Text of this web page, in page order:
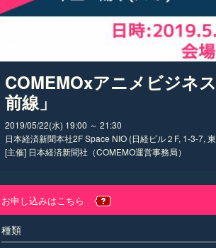
COMEMOxアニメビジネ
前線」
2019/05/22(水) 19:00 ～ 21:30
日本経済新聞本社2F Space NIO (日経ビル２F, 1-3-7,
[主催] 日本経済新聞社（COMEMO運営事務局）
お申し込みはこちら
種類